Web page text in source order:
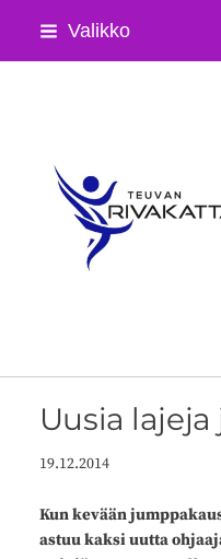
Siirry
Valikko
Uusia
19.12.2014
Kun kevään
astuu kaksi uutta